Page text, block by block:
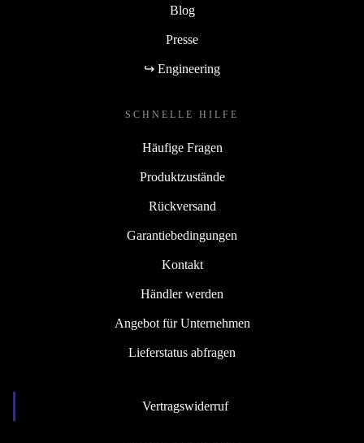
Blog
Presse
↪ Engineering
SCHNELLE HILFE
Häufige Fragen
Produktzustände
Rückversand
Garantiebedingungen
Kontakt
Händler werden
Angebot für Unternehmen
Lieferstatus abfragen
Vertragswiderruf